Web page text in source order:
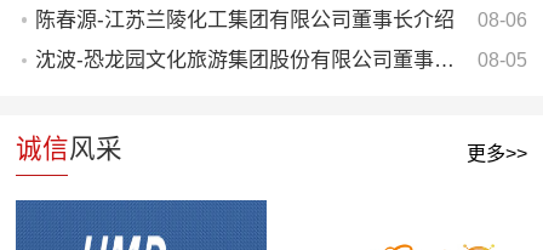
陈春源-江苏兰陵化工集团有限公司董事长介绍 08-06
沈波-恐龙园文化旅游集团股份有限公司董事长介绍 08-05
诚信风采 更多>>